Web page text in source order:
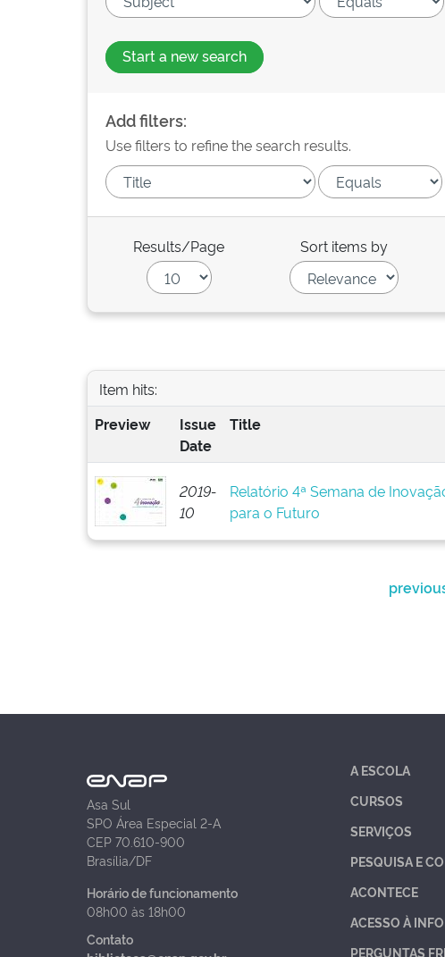
Start a new search
Add filters:
Use filters to refine the search results.
Results/Page Sort items by
Item hits:
Preview
Issue
Date
Title
2019-
10
Relatório 4ª Semana de
para o Futuro
Asa Sul
SPO Área Especial 2-A
CEP 70.610-900
Brasília/DF
Horário de funcionamento
08h00 às 18h00
Contato
A ESCOLA
CURSOS
SERVIÇOS
PESQUISA E
ACONTECE
ACESSO À
PERGUNTAS